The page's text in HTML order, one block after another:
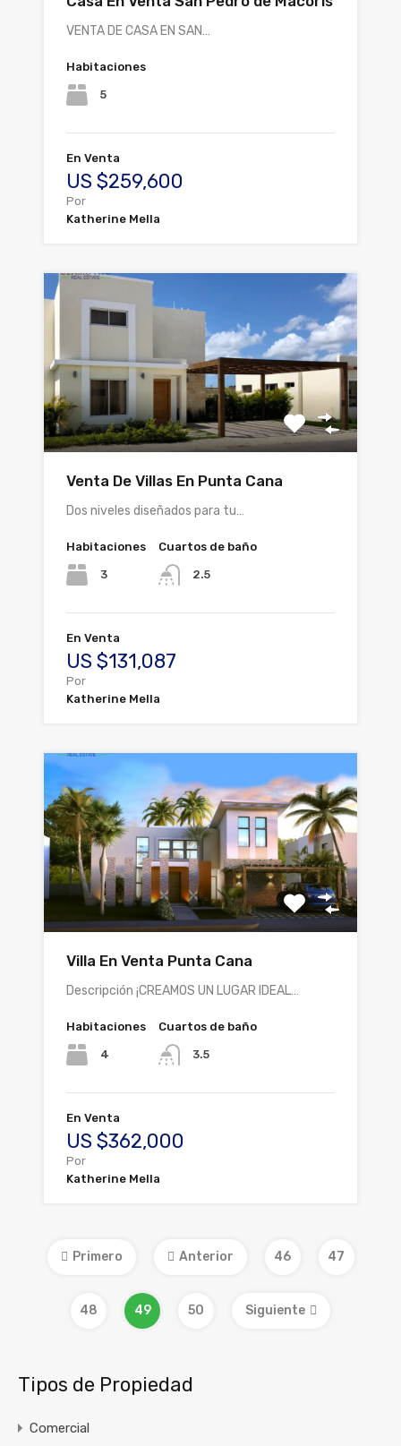
VENTA DE CASA EN SAN…
Habitaciones
5
En Venta
US $259,600
Por
Katherine Mella
Venta De Villas En Punta Cana
Dos niveles diseñados para tu…
Habitaciones
3
Cuartos de baño
2.5
En Venta
US $131,087
Por
Katherine Mella
Villa En Venta Punta Cana
Descripción ¡CREAMOS UN LUGAR IDEAL…
Habitaciones
4
Cuartos de baño
3.5
En Venta
US $362,000
Por
Katherine Mella
Primero Anterior 46 47
48 49 50 Siguiente
Tipos de Propiedad
Comercial